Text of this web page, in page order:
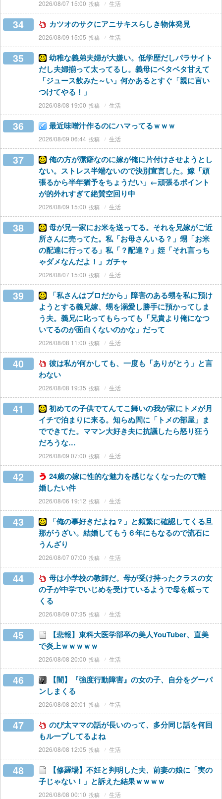
2026/08/07 15:00 生活
34 カツオのサクにアニサキスらしき物体発見
2026/08/09 15:05 生活
35
幼稚な義弟夫婦が大嫌い。低学歴だしパラサイト
だし夫婦揃って太ってるし。義母にベタベタ甘えて
「ジュース飲みた～い」何かあるとすぐ「親に言い
つけてやる！」
2026/08/08 19:00 生活
36 最近味噌汁作るのにハマってるｗｗｗ
2026/08/09 06:44 生活
37
俺の方が潔癖なのに嫁が俺に片付けさせようとし
ない。ストレス半端ないので決別宣言した。嫁「頑
張るから半年猶予をちょうだい」←頑張るポイント
が的外れすぎて絶賛空回り中
2026/08/09 15:00 生活
38
母が兄一家にお米を送ってる。それを兄嫁がご近
所さんに売ってた。私「お母さんいる？」甥「お米
の配達に行ってる」私「？配達？」姪「それ言っち
ゃダメなんだよ！」ガチャ
2026/08/07 15:00 生活
39
「私さんはプロだから」障害のある甥を私に預け
ようとする義兄嫁、甥を溺愛し勝手に預かってしま
う夫。義兄に叱ってもらっても「兄貴より俺になつ
いてるのが面白くないのかな」だって
2026/08/08 11:00 生活
40
彼は私が何かしても、一度も「ありがとう」と言
わない
2026/08/08 19:35 生活
41
初めての子供でてんてこ舞いの我が家にトメが月
イチで泊まりに来る。知らぬ間に「トメの部屋」ま
でできてた。ママン大好き夫に抗議したら怒り狂う
だろうな…
2026/08/09 07:00 生活
42
24歳の嫁に性的な魅力を感じなくなったので離
婚したい件
2026/08/06 19:12 生活
43
「俺の事好きだよね？」と頻繁に確認してくる旦
那がうざい。結婚してもう６年にもなるので流石に
うんざり
2026/08/07 07:00 生活
44
母は小学校の教師だ。母が受け持ったクラスの女
の子が中学でいじめを受けているようで母を頼って
くる
2026/08/09 07:35 生活
45
【悲報】東科大医学部卒の美人YouTuber、直美
で炎上ｗｗｗｗｗ
2026/08/08 20:00 生活
46
【闇】『強度行動障害』の女の子、自分をグーパ
ンしまくる
2026/08/08 20:01 生活
47
のび太ママの話が長いのって、多分同じ話を何回
もループしてるよね
2026/08/08 12:05 生活
48
【修羅場】不妊と判明した夫、前妻の娘に「実の
子じゃない！」と訴えた結果ｗｗｗｗ
2026/08/08 00:10 生活